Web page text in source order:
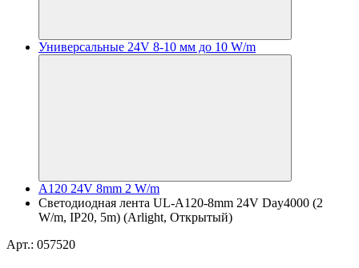
Универсальные 24V 8-10 мм до 10 W/m
A120 24V 8mm 2 W/m
Светодиодная лента UL-A120-8mm 24V Day4000 (2
W/m, IP20, 5m) (Arlight, Открытый)
Арт.: 057520